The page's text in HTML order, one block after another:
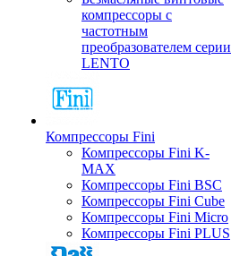
компрессоры с
частотным
преобразователем серии
LENTO
Компрессоры Fini
Компрессоры Fini K-
MAX
Компрессоры Fini BSC
Компрессоры Fini Cube
Компрессоры Fini Micro
Компрессоры Fini PLUS